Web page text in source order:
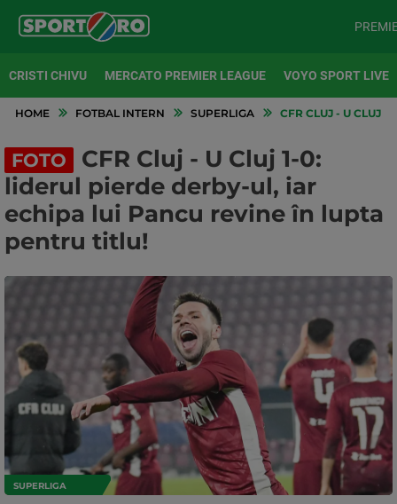
CRISTI CHIVU MERCATO PREMIER LEAGUE VOYO SPORT LIVE
HOME FOTBAL INTERN SUPERLIGA CFR CLUJ - U CLUJ
FOTO
CFR Cluj - U Cluj 1-0:
liderul pierde derby-ul, iar
echipa lui Pancu revine în lupta
pentru titlu!
SUPERLIGA